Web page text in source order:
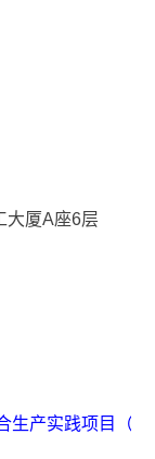
大厦A座6层
生产实践项目（